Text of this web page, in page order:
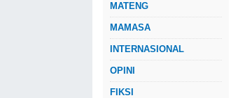
MATENG
MAMASA
INTERNASIONAL
OPINI
FIKSI